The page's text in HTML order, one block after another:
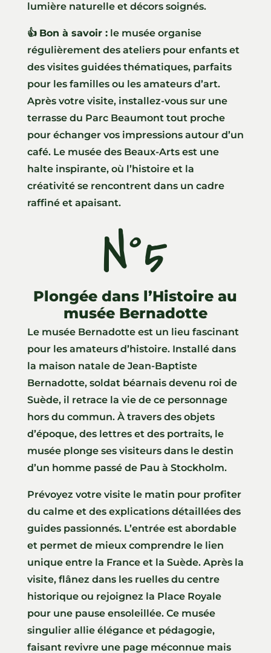
lumière naturelle et décors soignés.
👍 Bon à savoir :le musée organise
régulièrement des ateliers pour enfants et
des visites guidées thématiques, parfaits
pour les familles ou les amateurs d’art.
Après votre visite, installez-vous sur une
terrasse du Parc Beaumont tout proche
pour échanger vos impressions autour d’un
café. Le musée des Beaux-Arts est une
halte inspirante, où l’histoire et la
créativité se rencontrent dans un cadre
raffiné et apaisant.
N°5
Plongée dans l’Histoire au
musée Bernadotte
Le musée Bernadotte est un lieu fascinant
pour les amateurs d’histoire. Installé dans
la maison natale de Jean-Baptiste
Bernadotte, soldat béarnais devenu roi de
Suède, il retrace la vie de ce personnage
hors du commun. À travers des objets
d’époque, des lettres et des portraits, le
musée plonge ses visiteurs dans le destin
d’un homme passé de Pau à Stockholm.
Prévoyez votre visite le matin pour profiter
du calme et des explications détaillées des
guides passionnés. L’entrée est abordable
et permet de mieux comprendre le lien
unique entre la France et la Suède. Après la
visite, flânez dans les ruelles du centre
historique ou rejoignez la Place Royale
pour une pause ensoleillée. Ce musée
singulier allie élégance et pédagogie,
faisant revivre une page méconnue mais